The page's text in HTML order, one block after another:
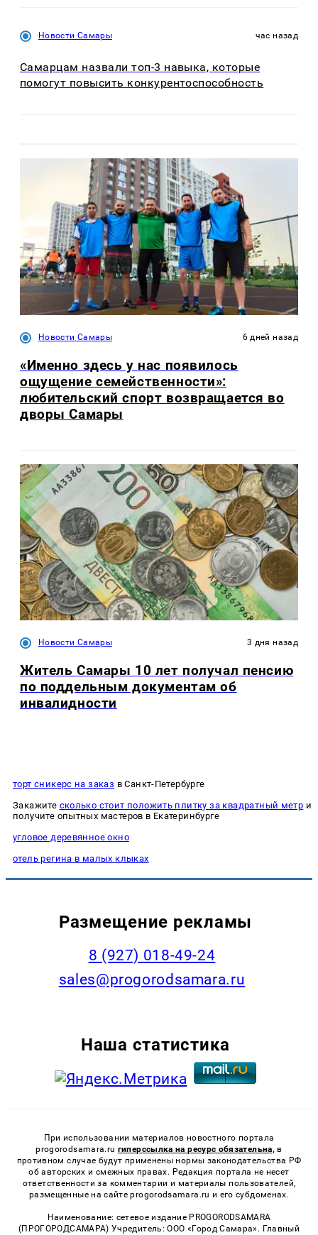
Новости Самары час назад
Самарцам назвали топ-3 навыка, которые
помогут повысить конкурентоспособность
Новости Самары 6 дней назад
«Именно здесь у нас появилось
ощущение семейственности»:
любительский спорт возвращается во
дворы Самары
Новости Самары 3 дня назад
Житель Самары 10 лет получал пенсию
по поддельным документам об
инвалидности
торт сникерс на заказ в Санкт-Петербурге
Закажите сколько стоит положить плитку за квадратный метр и
получите опытных мастеров в Екатеринбурге
угловое деревянное окно
отель регина в малых клыках
Размещение рекламы
8 (927) 018-49-24
sales@progorodsamara.ru
Наша статистика
При использовании материалов новостного портала
progorodsamara.ru гиперссылка на ресурс обязательна, в
противном случае будут применены нормы законодательства РФ
об авторских и смежных правах. Редакция портала не несет
ответственности за комментарии и материалы пользователей,
размещенные на сайте progorodsamara.ru и его субдоменах.
Наименование: сетевое издание PROGORODSAMARA
(ПРОГОРОДСАМАРА) Учредитель: ООО «Город Самара». Главный